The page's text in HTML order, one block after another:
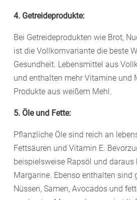
4. Getreideprodukte:
Bei Getreideprodukten wie Brot,
ist die Vollkornvariante die beste
Gesundheit. Lebensmittel aus
und enthalten mehr Vitamine und
Produkte aus weißem Mehl.
5. Öle und Fette:
Pflanzliche Öle sind reich an
Fettsäuren und Vitamin E.
beispielsweise Rapsöl und daraus
Margarine. Ebenso enthalten sind
Nüssen, Samen, Avocados und